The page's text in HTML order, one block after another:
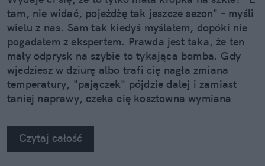
tam, nie widać, pojeżdżę tak jeszcze sezon" – myśli
wielu z nas. Sam tak kiedyś myślałem, dopóki nie
pogadałem z ekspertem. Prawda jest taka, że ten
mały odprysk na szybie to tykająca bomba. Gdy
wjedziesz w dziurę albo trafi cię nagła zmiana
temperatury, "pajączek" pójdzie dalej i zamiast
taniej naprawy, czeka cię kosztowna wymiana
na własne oczy zobaczyć, jak profesjonaliści radzą
sobie z takimi uszkodzeniami.
Czytaj całość